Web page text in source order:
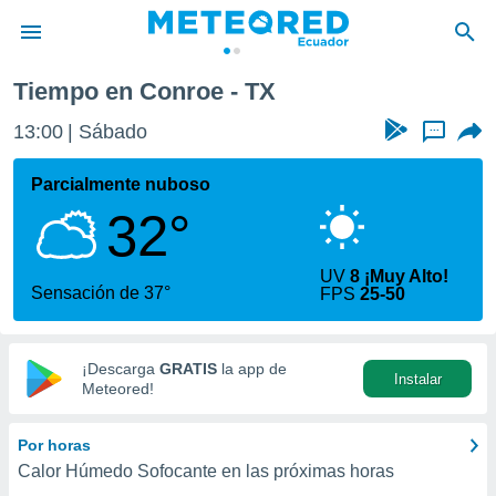
de
ha
que se
calidad.
a este
las
y
digital
basada
Tiempo en Conroe - TX
13:00 Sábado ...
Parcialmente nuboso
32°
Sensación de 37°
UV8 ¡Muy Alto!
FPS25-50
¡Descarga GRATIS la app de
Meteored!
Instalar
Por horas
Calor Húmedo Sofocante en las próximas horas